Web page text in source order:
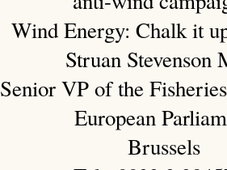
Wind Energy: Chalk it
Struan Stevenson
Senior VP of the
European
Brussels